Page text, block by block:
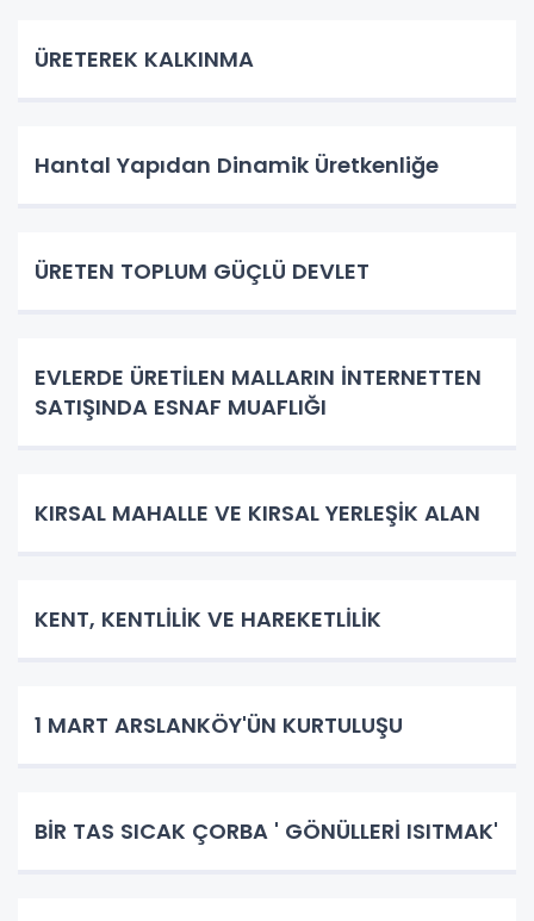
ÜRETEREK KALKINMA
Hantal Yapıdan Dinamik Üretkenliğe
ÜRETEN TOPLUM GÜÇLÜ DEVLET
EVLERDE ÜRETİLEN MALLARIN İNTERNETTEN
SATIŞINDA ESNAF MUAFLIĞI
KIRSAL MAHALLE VE KIRSAL YERLEŞİK ALAN
KENT, KENTLİLİK VE HAREKETLİLİK
1 MART ARSLANKÖY'ÜN KURTULUŞU
BİR TAS SICAK ÇORBA ' GÖNÜLLERİ ISITMAK'